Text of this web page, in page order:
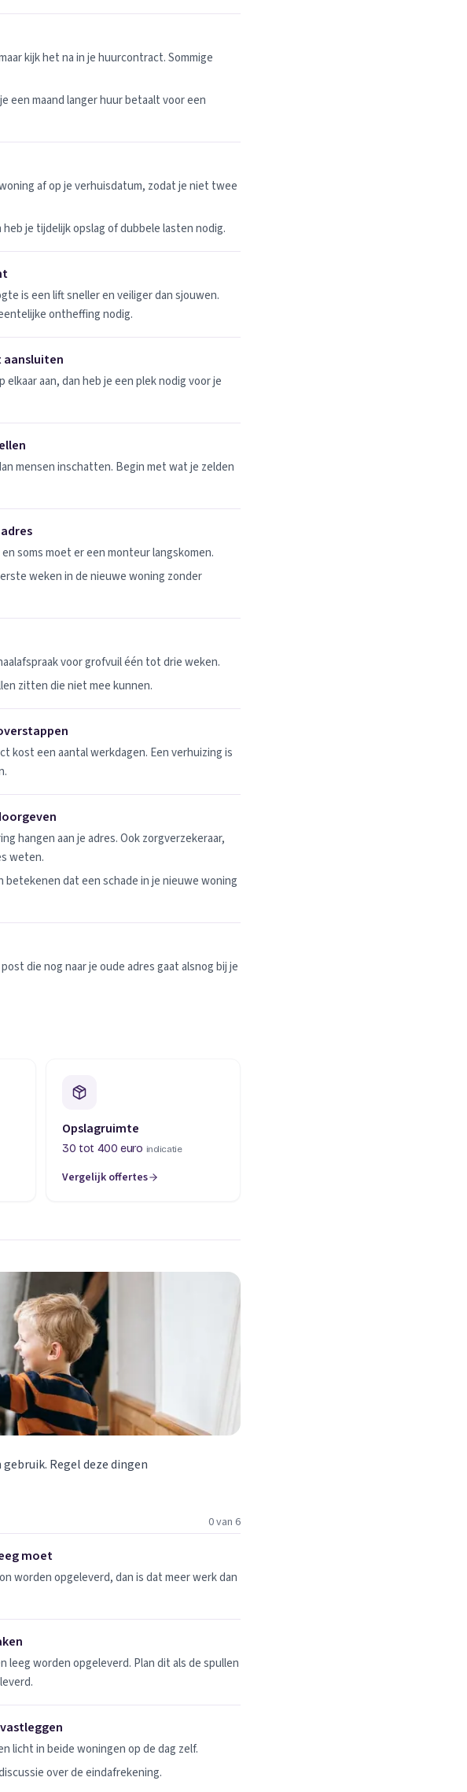
kijk het na in je huurcontract. Sommige
een maand langer huur betaalt voor een
af op je verhuisdatum, zodat je niet twee
heb je tijdelijk opslag of dubbele lasten nodig.
is een lift sneller en veiliger dan sjouwen.
ontheffing nodig.
afvinken
aansluiten
aan, dan heb je een plek nodig voor je
mensen inschatten. Begin met wat je zelden
soms moet er een monteur langskomen.
weken in de nieuwe woning zonder
voor grofvuil één tot drie weken.
zitten die niet mee kunnen.
afvinken
kost een aantal werkdagen. Een verhuizing is
afvinken
hangen aan je adres. Ook zorgverzekeraar,
weten.
betekenen dat een schade in je nieuwe woning
die nog naar je oude adres gaat alsnog bij je
Opslagruimte
30 tot 400 euro indicatie
Vergelijk offertes
(opent in een nieuw tabblad)
Regel deze dingen
0 van 6
afvinken
moet
worden opgeleverd, dan is dat meer werk dan
leeg worden opgeleverd. Plan dit als de spullen
afvinken
licht in beide woningen op de dag zelf.
over de eindafrekening.